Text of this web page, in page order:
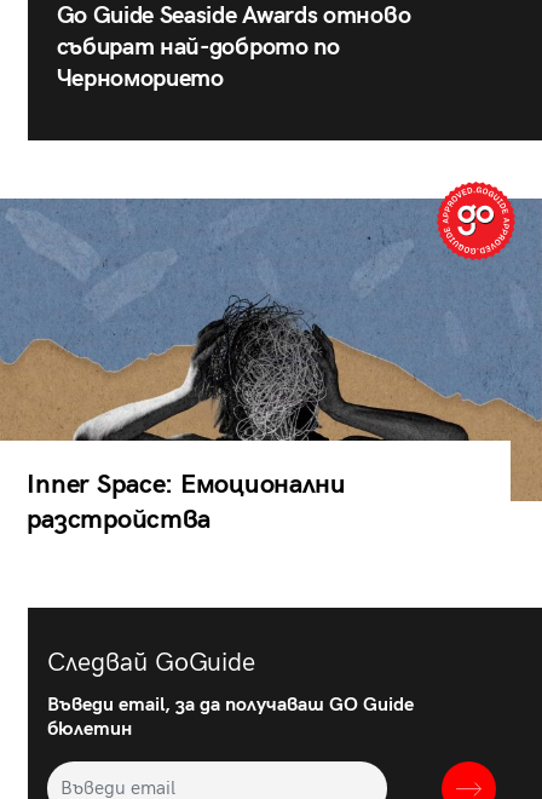
Go Guide Seaside Awards отново
събират най-доброто по
Черноморието
Inner Space: Емоционални
разстройства
Следвай GoGuide
Въведи email, за да получаваш GO Guide
бюлетин